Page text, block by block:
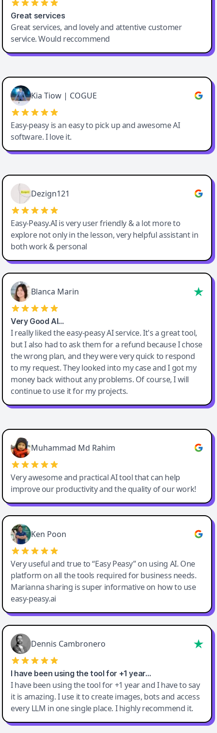
Great services
Great services, and lovely and attentive customer
service. Would reccommend
Cody Crabb
Great service, Best AI tool
Kia Tiow | COGUE
Easy-peasy is an easy to pick up and awesome AI
software. I love it.
Easy-Peasy AI
Dezign121
Easy-Peasy.AI is very user friendly & a lot more to
explore not only in the lesson, very helpful assistant in
both work & personal
Blanca Marin
Very Good AI…
I really liked the easy-peasy AI service. It's a great tool,
but I also had to ask them for a refund because I chose
the wrong plan, and they were very quick to respond
to my request. They looked into my case and I got my
money back without any problems. Of course, I will
continue to use it for my projects.
Easy-Peasy AI
Muhammad Md Rahim
Very awesome and practical AI tool that can help
improve our productivity and the quality of our work!
Ken Poon
Very useful and true to “Easy Peasy” on using AI. One
platform on all the tools required for business needs.
Marianna sharing is super informative on how to use
easy-peasy.ai
Dennis Cambronero
I have been using the tool for +1 year…
I have been using the tool for +1 year and I have to say
it is amazing. I use it to create images, bots and access
every LLM in one single place. I highly recommend it.